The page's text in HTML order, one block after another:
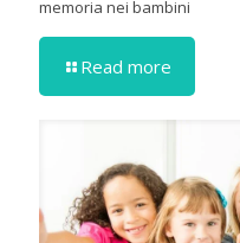
memoria nei bambini
Read more